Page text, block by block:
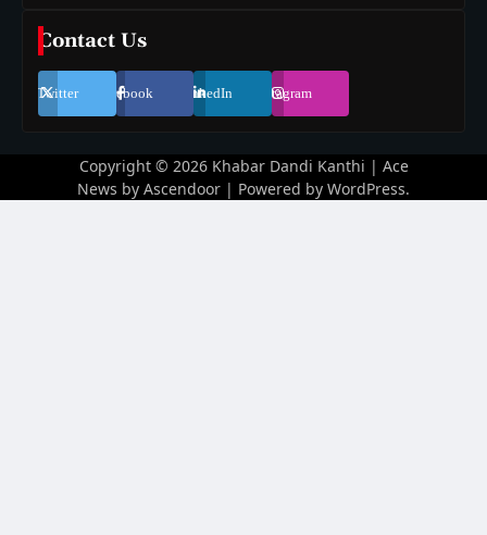
Contact Us
Twitter Facebook LinkedIn Instagram
Copyright © 2026 Khabar Dandi Kanthi | Ace
News by Ascendoor | Powered by WordPress.